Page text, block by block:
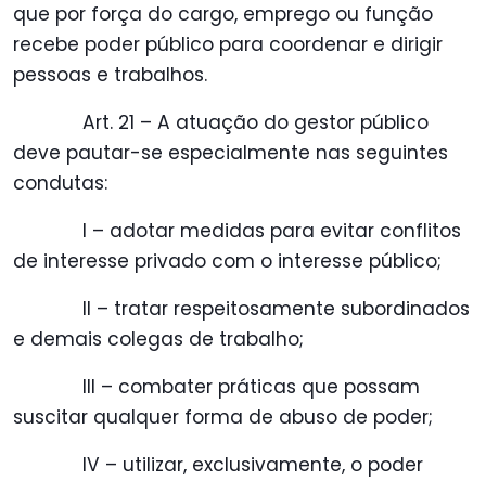
que por força do cargo, emprego ou função
recebe poder público para coordenar e dirigir
pessoas e trabalhos.
Art. 21 – A atuação do gestor público
deve pautar-se especialmente nas seguintes
condutas:
I – adotar medidas para evitar conflitos
de interesse privado com o interesse público;
II – tratar respeitosamente subordinados
e demais colegas de trabalho;
III – combater práticas que possam
suscitar qualquer forma de abuso de poder;
IV – utilizar, exclusivamente, o poder